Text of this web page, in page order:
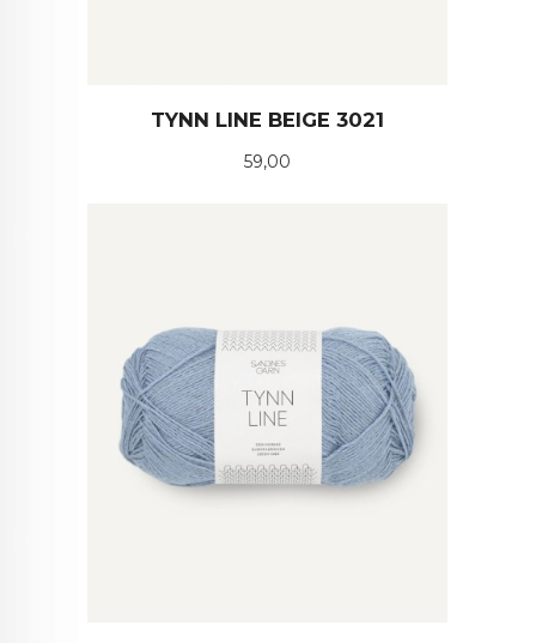
TYNN LINE BEIGE 3021
Pris
59,00